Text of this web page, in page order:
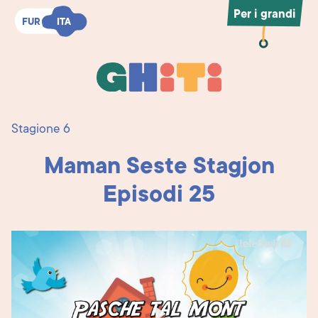
FUR ITA
FUR ITA
Ghiti
Per i grandi
Stagione 6
Maman Seste Stagjon
Episodi 25